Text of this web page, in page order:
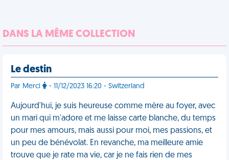
DANS LA MÊME COLLECTION
Le destin
Par Merci - 11/12/2023 16:20 - Switzerland
Aujourd'hui, je suis heureuse comme mère au foyer, avec
un mari qui m'adore et me laisse carte blanche, du temps
pour mes amours, mais aussi pour moi, mes passions, et
un peu de bénévolat. En revanche, ma meilleure amie
trouve que je rate ma vie, car je ne fais rien de mes